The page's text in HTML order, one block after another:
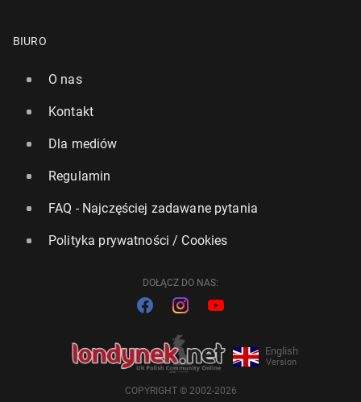
tur­nie­ju
13 lipca, 12:30
BIURO
O nas
Kontakt
Dla mediów
Regulamin
FAQ - Najczęściej zadawane pytania
Polityka prywatności / Cookies
DOŁĄCZ DO NAS:
English
Version
COPYRIGHT © 2002-2026